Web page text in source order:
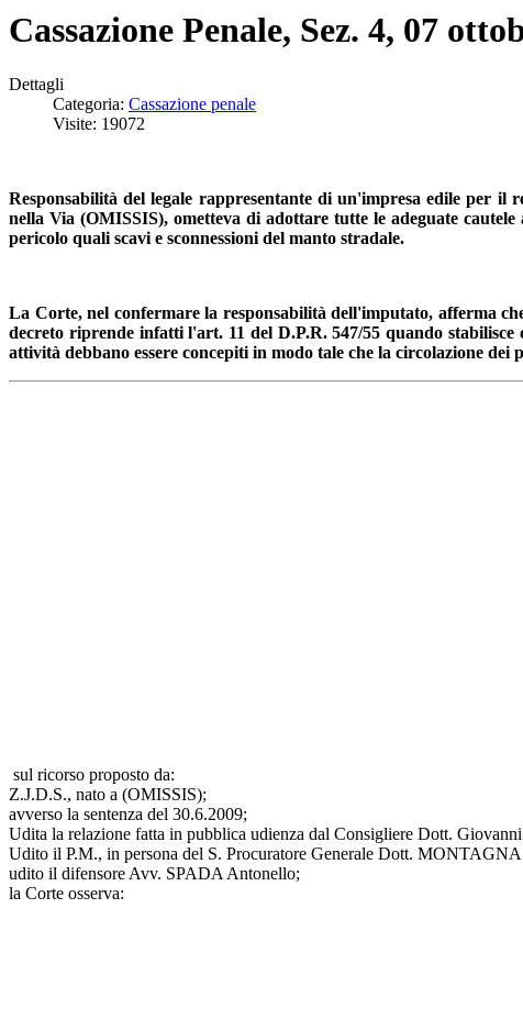
Cassazione Penale, Sez. 4, 07
Dettagli
Categoria: Cassazione penale
Visite: 19072
Responsabilità del legale rappresentante di un'impresa edile per il
nella Via (OMISSIS), ometteva di adottare tutte le adeguate
pericolo quali scavi e sconnessioni del manto stradale.
La Corte, nel confermare la responsabilità dell'imputato, afferma
decreto riprende infatti l'art. 11 del D.P.R. 547/55 quando
attività debbano essere concepiti in modo tale che la circolazione dei
sul ricorso proposto da:
Z.J.D.S., nato a (OMISSIS);
avverso la sentenza del 30.6.2009;
Udita la relazione fatta in pubblica udienza dal Consigliere Dott.
Udito il P.M., in persona del S. Procuratore Generale Dott.
udito il difensore Avv. SPADA Antonello;
la Corte osserva: